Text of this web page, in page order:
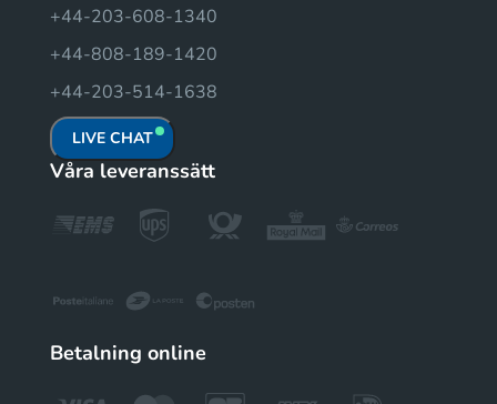
+44-203-608-1340
+44-808-189-1420
+44-203-514-1638
LIVE CHAT
Våra leveranssätt
Betalning online